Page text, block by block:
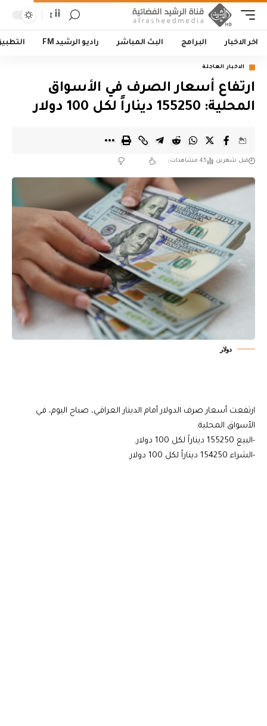
أأ
اخر الاخبار البرامج البث المباشر راديو الرشيد FM
الاخبار العاجلة
ارتفاع أسعار الصرف في الأسواق
المحلية: 155250 ديناراً لكل 100 دولار
قبل شهرين 45 مشاهدات
دولار
ارتفعت أسعار صرف الدولار أمام الدينار العراقي، صباح اليوم، في
الأسواق المحلية.
-البيع 155250 ديناراً لكل 100 دولار.
-الشراء 154250 ديناراً لكل 100 دولار.